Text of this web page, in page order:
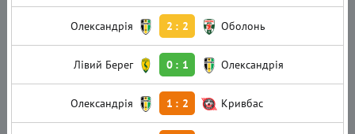
Олександрія 2 : 2 Оболонь
Лівий Берег 0 : 1 Олександрія
Олександрія 1 : 2 Кривбас